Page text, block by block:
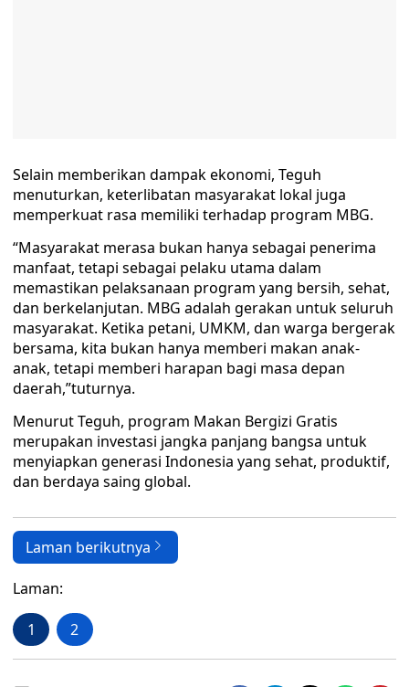
Selain memberikan dampak ekonomi, Teguh
menuturkan, keterlibatan masyarakat lokal juga
memperkuat rasa memiliki terhadap program MBG.
“Masyarakat merasa bukan hanya sebagai penerima
manfaat, tetapi sebagai pelaku utama dalam
memastikan pelaksanaan program yang bersih, sehat,
dan berkelanjutan. MBG adalah gerakan untuk seluruh
masyarakat. Ketika petani, UMKM, dan warga bergerak
bersama, kita bukan hanya memberi makan anak-
anak, tetapi memberi harapan bagi masa depan
daerah,”tuturnya.
Menurut Teguh, program Makan Bergizi Gratis
merupakan investasi jangka panjang bangsa untuk
menyiapkan generasi Indonesia yang sehat, produktif,
dan berdaya saing global.
Laman berikutnya
Laman:
1 2